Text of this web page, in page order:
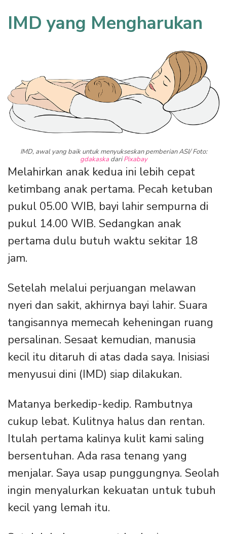
IMD yang Mengharukan
IMD, awal yang baik untuk menyukseskan pemberian ASI/ Foto:
gdakaskadariPixabay
Melahirkan anak kedua ini lebih cepat
ketimbang anak pertama. Pecah ketuban
pukul 05.00 WIB, bayi lahir sempurna di
pukul 14.00 WIB. Sedangkan anak
pertama dulu butuh waktu sekitar 18
jam.
Setelah melalui perjuangan melawan
nyeri dan sakit, akhirnya bayi lahir. Suara
tangisannya memecah keheningan ruang
persalinan. Sesaat kemudian, manusia
kecil itu ditaruh di atas dada saya. Inisiasi
menyusui dini (IMD) siap dilakukan.
Matanya berkedip-kedip. Rambutnya
cukup lebat. Kulitnya halus dan rentan.
Itulah pertama kalinya kulit kami saling
bersentuhan. Ada rasa tenang yang
menjalar. Saya usap punggungnya. Seolah
ingin menyalurkan kekuatan untuk tubuh
kecil yang lemah itu.